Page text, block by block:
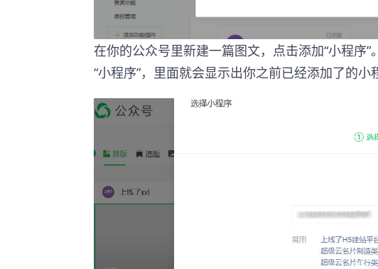
在你的公众号里新建一篇图文，点击添加“小程序
“小程序”，里面就会显示出你之前已经添加了的小